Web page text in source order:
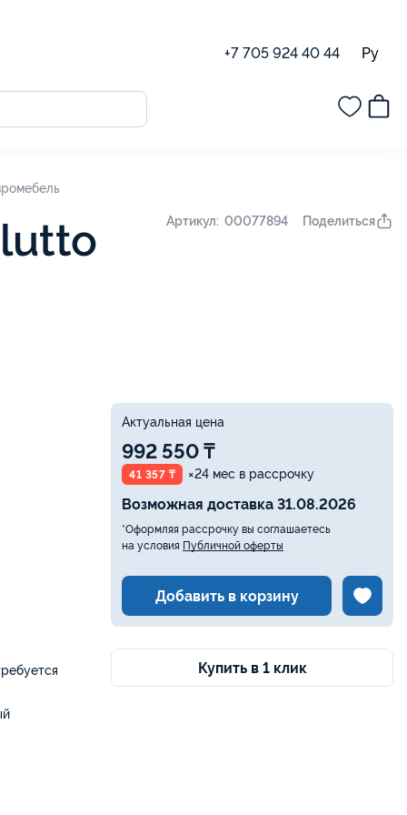
+7 705 924 40 44 Ру
Артикул: 00077894 Поделиться
Актуальная цена
992 550 ₸
41 357 ₸ ×24 мес в рассрочку
Возможная доставка 31.08.2026
*Оформляя рассрочку вы соглашаетесь
на условия Публичной оферты
Добавить в корзину
Купить в 1 клик